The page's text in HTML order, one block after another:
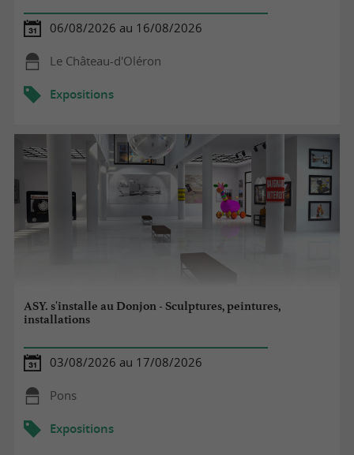
06/08/2026 au 16/08/2026
Le Château-d'Oléron
Expositions
ASY. s'installe au Donjon - Sculptures, peintures,
installations
03/08/2026 au 17/08/2026
Pons
Expositions